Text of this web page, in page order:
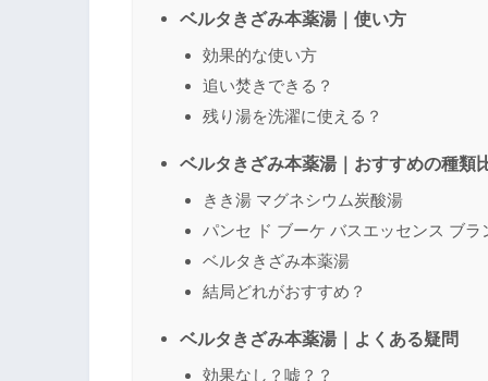
ベルタきざみ本薬湯｜使い方
効果的な使い方
追い焚きできる？
残り湯を洗濯に使える？
ベルタきざみ本薬湯｜おすすめの種類
きき湯 マグネシウム炭酸湯
パンセ ド ブーケ バスエッセンス ブラ
ベルタきざみ本薬湯
結局どれがおすすめ？
ベルタきざみ本薬湯｜よくある疑問
効果なし？嘘？？